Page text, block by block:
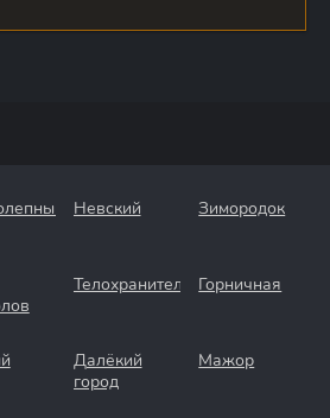
Невский Зимородок
Телохранители Горничная
Далёкий
город
Мажор